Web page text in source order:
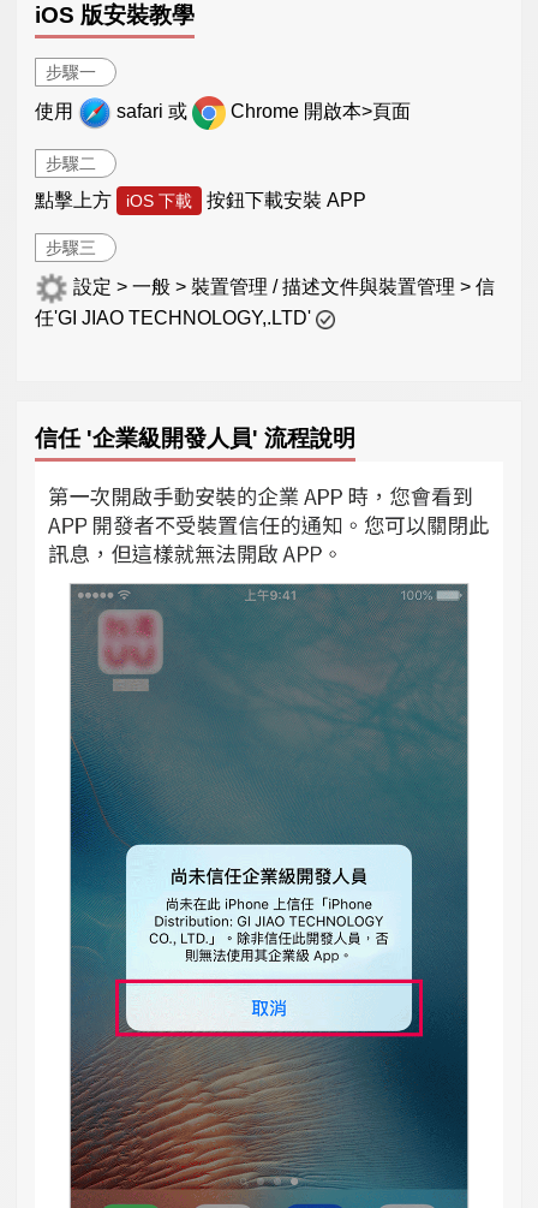
iOS 版安裝教學
步驟一
使用 safari 或 Chrome 開啟本>頁面
步驟二
點擊上方 iOS 下載 按鈕下載安裝 APP
步驟三
設定 > 一般 > 裝置管理 / 描述文件與裝置管理 > 信
任'GI JIAO TECHNOLOGY,.LTD'
信任 '企業級開發人員' 流程說明